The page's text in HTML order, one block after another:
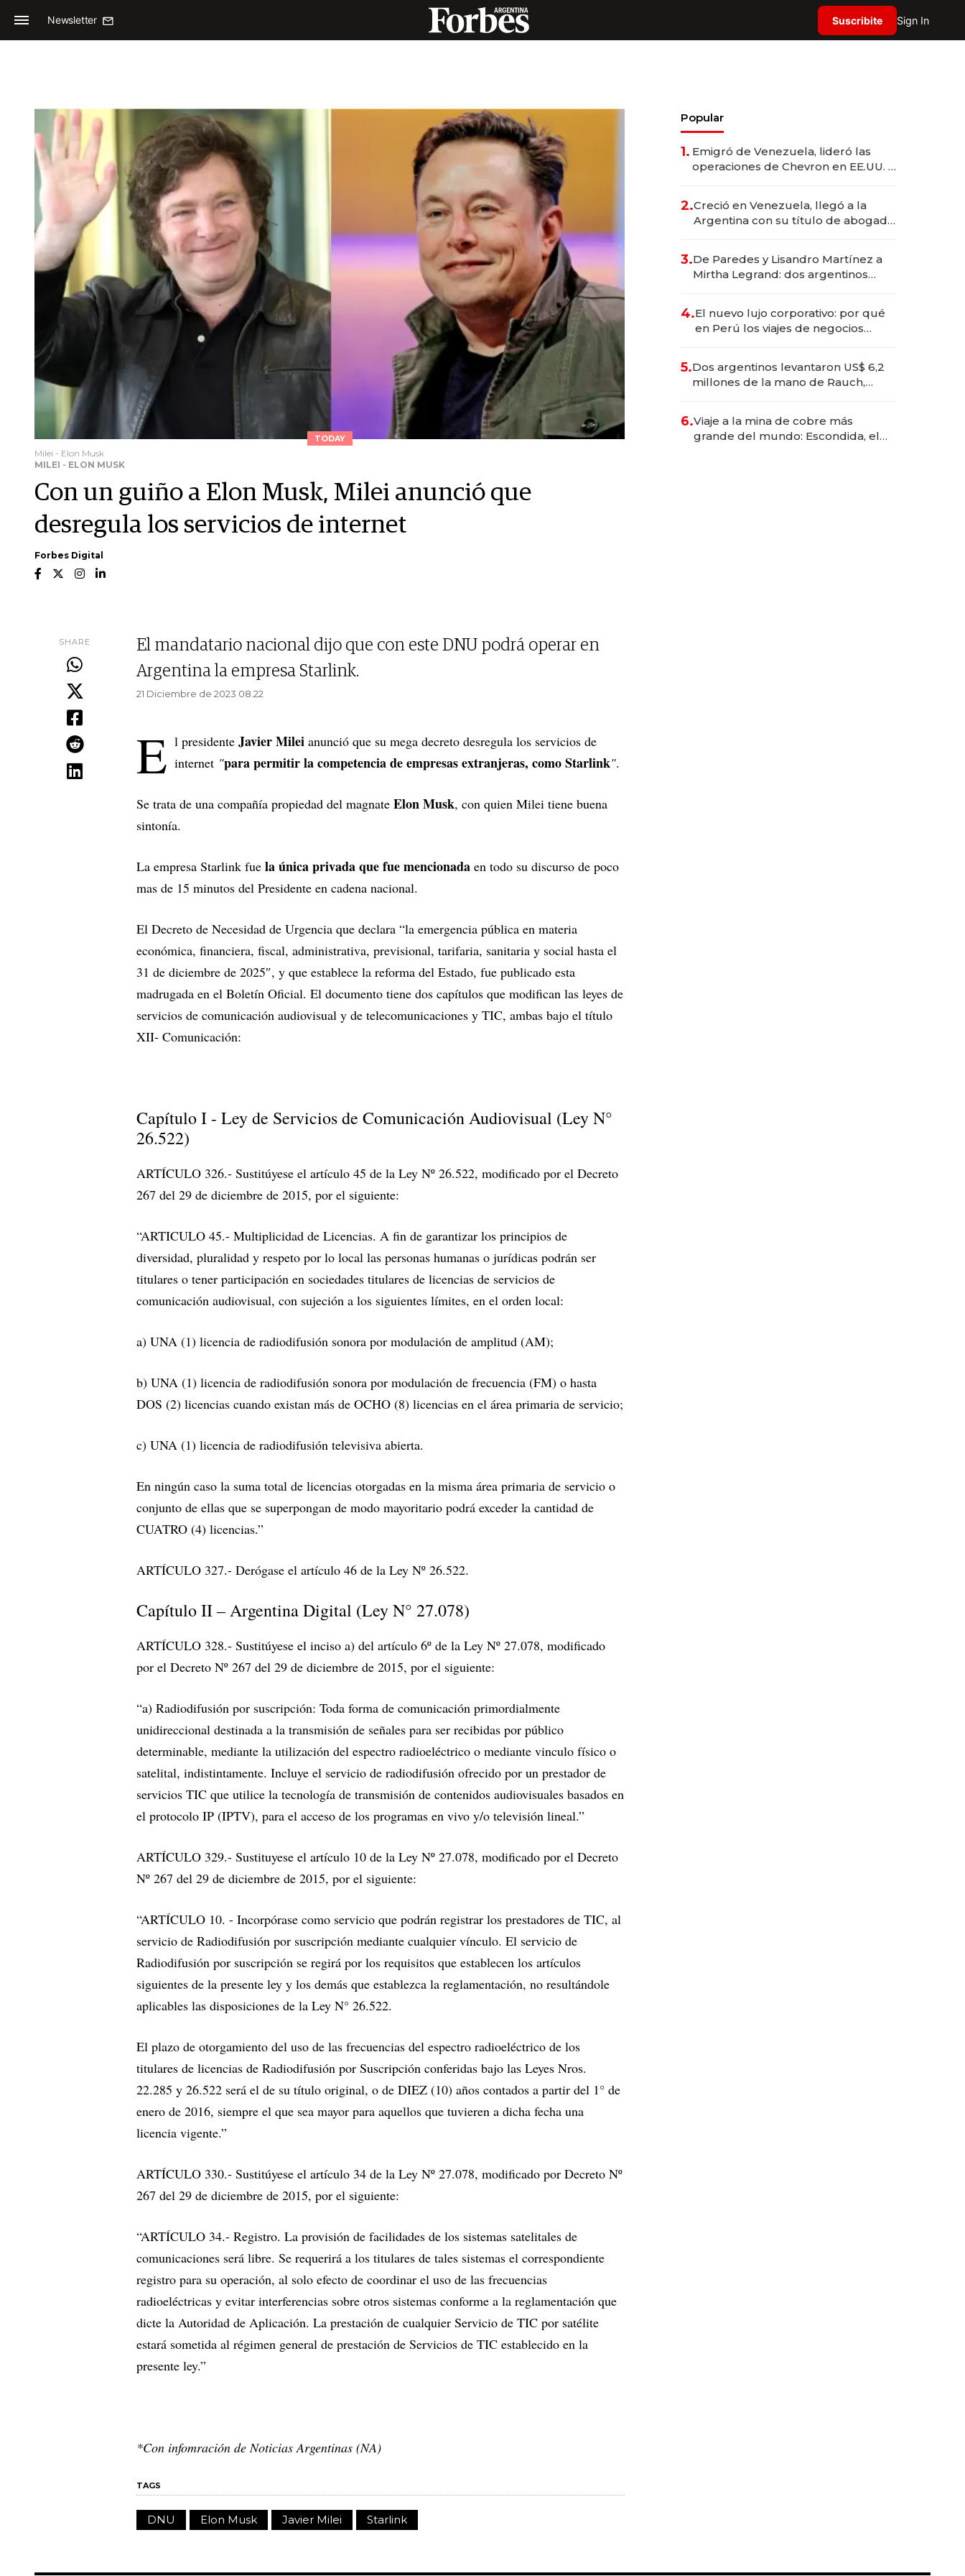
Newsletter Suscribite Sign In
TODAY
Milei - Elon Musk
MILEI - ELON MUSK
Con un guiño a Elon Musk, Milei anunció que
desregula los servicios de internet
Forbes Digital
SHARE
El mandatario nacional dijo que con este DNU podrá operar en
Argentina la empresa Starlink.
21 Diciembre de 2023 08.22
E l presidente Javier Milei anunció que su mega decreto desregula los servicios de
internet "para permitir la competencia de empresas extranjeras, como Starlink".
Se trata de una compañía propiedad del magnate Elon Musk, con quien Milei tiene buena
sintonía.
La empresa Starlink fue la única privada que fue mencionada en todo su discurso de poco
mas de 15 minutos del Presidente en cadena nacional.
El Decreto de Necesidad de Urgencia que declara “la emergencia pública en materia
económica, financiera, fiscal, administrativa, previsional, tarifaria, sanitaria y social hasta el
31 de diciembre de 2025″, y que establece la reforma del Estado, fue publicado esta
madrugada en el Boletín Oficial. El documento tiene dos capítulos que modifican las leyes de
servicios de comunicación audiovisual y de telecomunicaciones y TIC, ambas bajo el título
XII- Comunicación:
Capítulo I - Ley de Servicios de Comunicación Audiovisual (Ley N°
26.522)
ARTÍCULO 326.- Sustitúyese el artículo 45 de la Ley Nº 26.522, modificado por el Decreto
267 del 29 de diciembre de 2015, por el siguiente:
“ARTICULO 45.- Multiplicidad de Licencias. A fin de garantizar los principios de
diversidad, pluralidad y respeto por lo local las personas humanas o jurídicas podrán ser
titulares o tener participación en sociedades titulares de licencias de servicios de
comunicación audiovisual, con sujeción a los siguientes límites, en el orden local:
a) UNA (1) licencia de radiodifusión sonora por modulación de amplitud (AM);
b) UNA (1) licencia de radiodifusión sonora por modulación de frecuencia (FM) o hasta
DOS (2) licencias cuando existan más de OCHO (8) licencias en el área primaria de servicio;
c) UNA (1) licencia de radiodifusión televisiva abierta.
En ningún caso la suma total de licencias otorgadas en la misma área primaria de servicio o
conjunto de ellas que se superpongan de modo mayoritario podrá exceder la cantidad de
CUATRO (4) licencias.”
ARTÍCULO 327.- Derógase el artículo 46 de la Ley Nº 26.522.
Capítulo II – Argentina Digital (Ley N° 27.078)
ARTÍCULO 328.- Sustitúyese el inciso a) del artículo 6º de la Ley Nº 27.078, modificado
por el Decreto Nº 267 del 29 de diciembre de 2015, por el siguiente:
“a) Radiodifusión por suscripción: Toda forma de comunicación primordialmente
unidireccional destinada a la transmisión de señales para ser recibidas por público
determinable, mediante la utilización del espectro radioeléctrico o mediante vinculo físico o
satelital, indistintamente. Incluye el servicio de radiodifusión ofrecido por un prestador de
servicios TIC que utilice la tecnología de transmisión de contenidos audiovisuales basados en
el protocolo IP (IPTV), para el acceso de los programas en vivo y/o televisión lineal.”
ARTÍCULO 329.- Sustituyese el artículo 10 de la Ley Nº 27.078, modificado por el Decreto
Nº 267 del 29 de diciembre de 2015, por el siguiente:
“ARTÍCULO 10. - Incorpórase como servicio que podrán registrar los prestadores de TIC, al
servicio de Radiodifusión por suscripción mediante cualquier vínculo. El servicio de
Radiodifusión por suscripción se regirá por los requisitos que establecen los artículos
siguientes de la presente ley y los demás que establezca la reglamentación, no resultándole
aplicables las disposiciones de la Ley N° 26.522.
El plazo de otorgamiento del uso de las frecuencias del espectro radioeléctrico de los
titulares de licencias de Radiodifusión por Suscripción conferidas bajo las Leyes Nros.
22.285 y 26.522 será el de su título original, o de DIEZ (10) años contados a partir del 1° de
enero de 2016, siempre el que sea mayor para aquellos que tuvieren a dicha fecha una
licencia vigente.”
ARTÍCULO 330.- Sustitúyese el artículo 34 de la Ley Nº 27.078, modificado por Decreto Nº
267 del 29 de diciembre de 2015, por el siguiente:
“ARTÍCULO 34.- Registro. La provisión de facilidades de los sistemas satelitales de
comunicaciones será libre. Se requerirá a los titulares de tales sistemas el correspondiente
registro para su operación, al solo efecto de coordinar el uso de las frecuencias
radioeléctricas y evitar interferencias sobre otros sistemas conforme a la reglamentación que
dicte la Autoridad de Aplicación. La prestación de cualquier Servicio de TIC por satélite
estará sometida al régimen general de prestación de Servicios de TIC establecido en la
presente ley.”
*Con infomración de Noticias Argentinas (NA)
TAGS
DNU Elon Musk Javier Milei Starlink
Popular
1. Emigró de Venezuela, lideró las
operaciones de Chevron en EE.UU. y
2.Creció en Venezuela, llegó a la
Argentina con su título de abogado
marcas "fast premium"
3.De Paredes y Lisandro Martínez a
Mirtha Legrand: dos argentinos
4.El nuevo lujo corporativo: por qué
en Perú los viajes de negocios
transformadoras
5.Dos argentinos levantaron US$ 6,2
millones de la mano de Rauch,
6.Viaje a la mina de cobre más
grande del mundo: Escondida, el